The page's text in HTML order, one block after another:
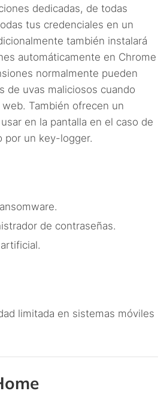
dedicadas, de todas
tus credenciales en un
también instalará
automáticamente en Chrome
normalmente pueden
de uvas maliciosos cuando
También ofrecen un
en la pantalla en el caso de
por un key-logger.
de contraseñas.
limitada en sistemas móviles